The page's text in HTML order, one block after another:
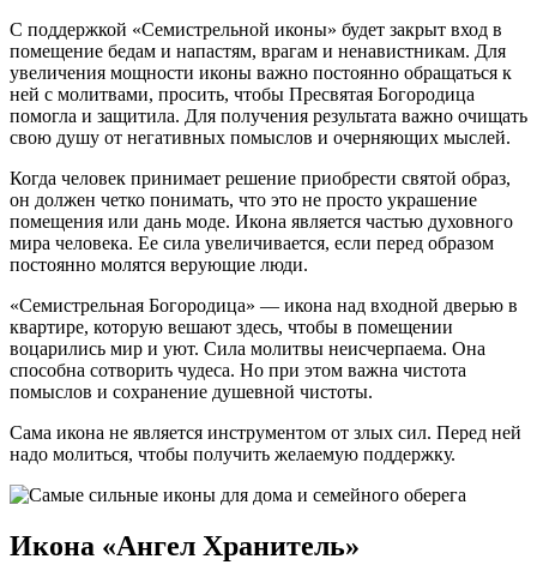
С поддержкой «Семистрельной иконы» будет закрыт вход в
помещение бедам и напастям, врагам и ненавистникам. Для
увеличения мощности иконы важно постоянно обращаться к
ней с молитвами, просить, чтобы Пресвятая Богородица
помогла и защитила. Для получения результата важно очищать
свою душу от негативных помыслов и очерняющих мыслей.
Когда человек принимает решение приобрести святой образ,
он должен четко понимать, что это не просто украшение
помещения или дань моде. Икона является частью духовного
мира человека. Ее сила увеличивается, если перед образом
постоянно молятся верующие люди.
«Семистрельная Богородица» — икона над входной дверью в
квартире, которую вешают здесь, чтобы в помещении
воцарились мир и уют. Сила молитвы неисчерпаема. Она
способна сотворить чудеса. Но при этом важна чистота
помыслов и сохранение душевной чистоты.
Сама икона не является инструментом от злых сил. Перед ней
надо молиться, чтобы получить желаемую поддержку.
Икона «Ангел Хранитель»